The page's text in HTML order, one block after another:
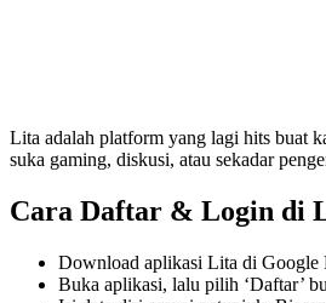
Lita adalah platform yang lagi hits buat
suka gaming, diskusi, atau sekadar
Cara Daftar & Login di
Download aplikasi Lita di Google
Buka aplikasi, lalu pilih ‘Daftar’